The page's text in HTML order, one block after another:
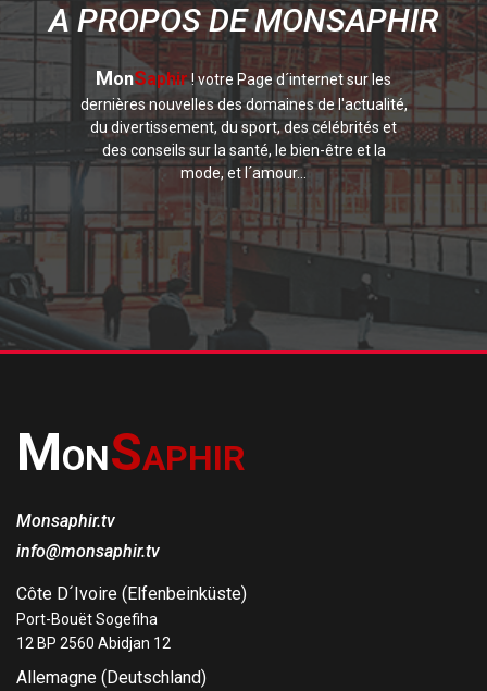
A PROPOS DE MONSAPHIR
MonSaphir! votre Page d´internet sur les
dernières nouvelles des domaines de l'actualité,
du divertissement, du sport, des célébrités et
des conseils sur la santé, le bien-être et la
mode, et l´amour...
MONSAPHIR
Monsaphir.tv
info@monsaphir.tv
Côte D´Ivoire (Elfenbeinküste)
Port-Bouët Sogefiha
12 BP 2560 Abidjan 12
Allemagne (Deutschland)